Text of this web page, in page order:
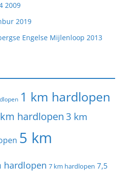
2009
2019
Engelse Mijlenloop 2013
1 km hardlopen
hardlopen3 km
5 km
hardlopen 7 km hardlopen 7,5